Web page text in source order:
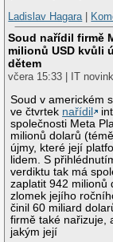
Ladislav Hagara|
Soud nařídil firmě
milionů USD kvůli
dětem
včera 15:33 | IT
Soud v americkém
ve čtvrtek nařídil
společnosti Meta
milionů dolarů
újmy, které její
lidem. S
verdiktu tak má
zaplatit 942 milionů
zlomek jejího
činil 60 miliard
firmě také nařizuje,
jakým její